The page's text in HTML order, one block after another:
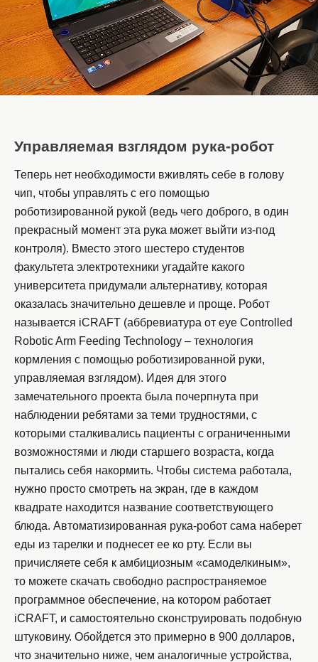
Управляемая взглядом рука-робот
Теперь нет необходимости вживлять себе в голову
чип, чтобы управлять с его помощью
роботизированной рукой (ведь чего доброго, в один
прекрасный момент эта рука может выйти из-под
контроля). Вместо этого шестеро студентов
факультета электротехники угадайте какого
университета придумали альтернативу, которая
оказалась значительно дешевле и проще. Робот
называется iCRAFT (аббревиатура от eye Con­trolled
Robotic Arm Feeding Tech­nology – технология
кормления с помощью роботизированной руки,
управляемая взглядом). Идея для этого
замечательного проекта была почерпнута при
наблюдении ребятами за теми трудностями, с
которыми сталкивались пациенты с ограниченными
возможностями и люди старшего возраста, когда
пытались себя накормить. Чтобы система работала,
нужно просто смотреть на экран, где в каждом
квадрате находится название соответствующего
блюда. Автоматизированная рука-робот сама наберет
еды из тарелки и поднесет ее ко рту. Если вы
причисляете себя к амбициозным «самоделкиным»,
то можете скачать свободно распространяемое
программное обеспечение, на котором работает
iCRAFT, и самостоятельно сконструировать подобную
штуковину. Обойдется это примерно в 900 долларов,
что значительно ниже, чем аналогичные устройства,